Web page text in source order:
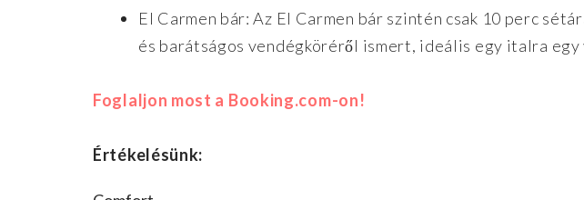
El Carmen bár: Az El Carmen bár szintén csak 10 perc
és barátságos vendégköréről ismert, ideális egy italra egy
Foglaljon most a Booking.com-on!
Értékelésünk: